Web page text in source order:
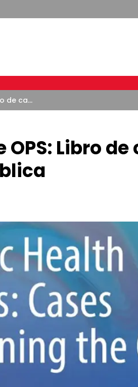
Publicación de OPS: Libro de casos de ética de la salud pública
Libro